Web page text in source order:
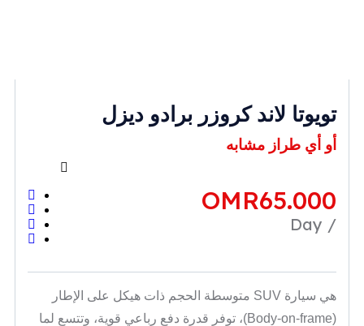
تويوتا لاند كروزر برادو ديزل
أو أي طراز مشابه
OMR65.000
/ Day
هي سيارة SUV متوسطة الحجم ذات هيكل على الإطار
(Body-on-frame)، توفر قدرة دفع رباعي قوية، وتتسع لما